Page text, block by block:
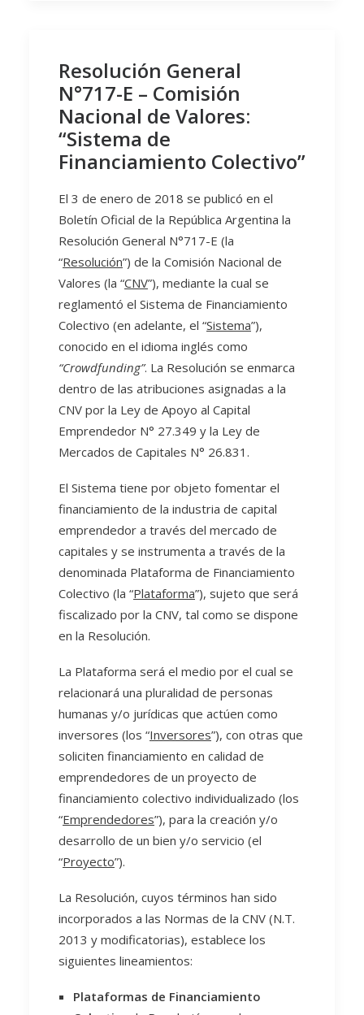
Resolución General
N°717-E – Comisión
Nacional de Valores:
“Sistema de
Financiamiento Colectivo”
El 3 de enero de 2018 se publicó en el
Boletín Oficial de la República Argentina la
Resolución General N°717-E (la
“Resolución”) de la Comisión Nacional de
Valores (la “CNV”), mediante la cual se
reglamentó el Sistema de Financiamiento
Colectivo (en adelante, el “Sistema”),
conocido en el idioma inglés como
“Crowdfunding”. La Resolución se enmarca
dentro de las atribuciones asignadas a la
CNV por la Ley de Apoyo al Capital
Emprendedor N° 27.349 y la Ley de
Mercados de Capitales N° 26.831.
El Sistema tiene por objeto fomentar el
financiamiento de la industria de capital
emprendedor a través del mercado de
capitales y se instrumenta a través de la
denominada Plataforma de Financiamiento
Colectivo (la “Plataforma”), sujeto que será
fiscalizado por la CNV, tal como se dispone
en la Resolución.
La Plataforma será el medio por el cual se
relacionará una pluralidad de personas
humanas y/o jurídicas que actúen como
inversores (los “Inversores”), con otras que
soliciten financiamiento en calidad de
emprendedores de un proyecto de
financiamiento colectivo individualizado (los
“Emprendedores”), para la creación y/o
desarrollo de un bien y/o servicio (el
“Proyecto”).
La Resolución, cuyos términos han sido
incorporados a las Normas de la CNV (N.T.
2013 y modificatorias), establece los
siguientes lineamientos:
Plataformas de Financiamiento